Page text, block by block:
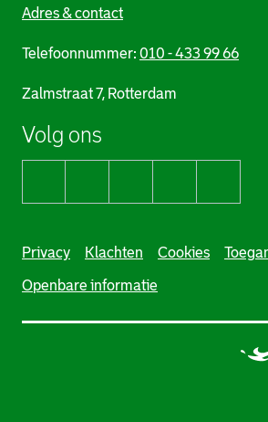
Adres & contact
Telefoonnummer: 010 - 433 99 66
Zalmstraat 7, Rotterdam
Volg ons
Privacy Klachten Cookies
Openbare informatie